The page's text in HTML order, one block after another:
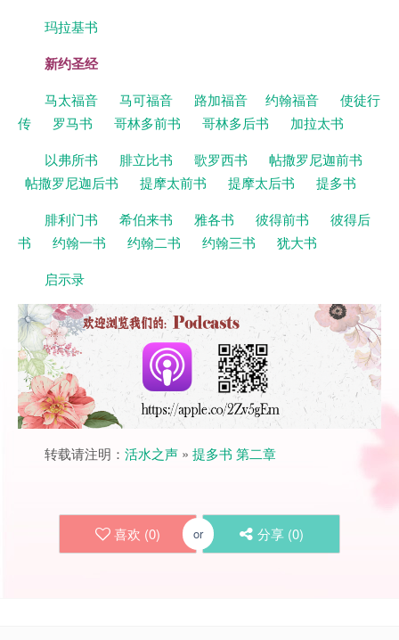
玛拉基书
新约圣经
马太福音 马可福音 路加福音 约翰福音
使徒行
传
罗马书 哥林多前书 哥林多后书
加拉太书
以弗所书
腓立比书 歌罗西书
帖撒罗尼迦前书
帖撒罗尼迦后书
提摩太前书 提摩太后书
提多书
腓利门书
希伯来书 雅各书 彼得前书
彼得后
书
约翰一书 约翰二书 约翰三书
犹大书
启示录
转载请注明： 活水之声 » 提多书 第二章
喜欢 (0) or 分享 (0)